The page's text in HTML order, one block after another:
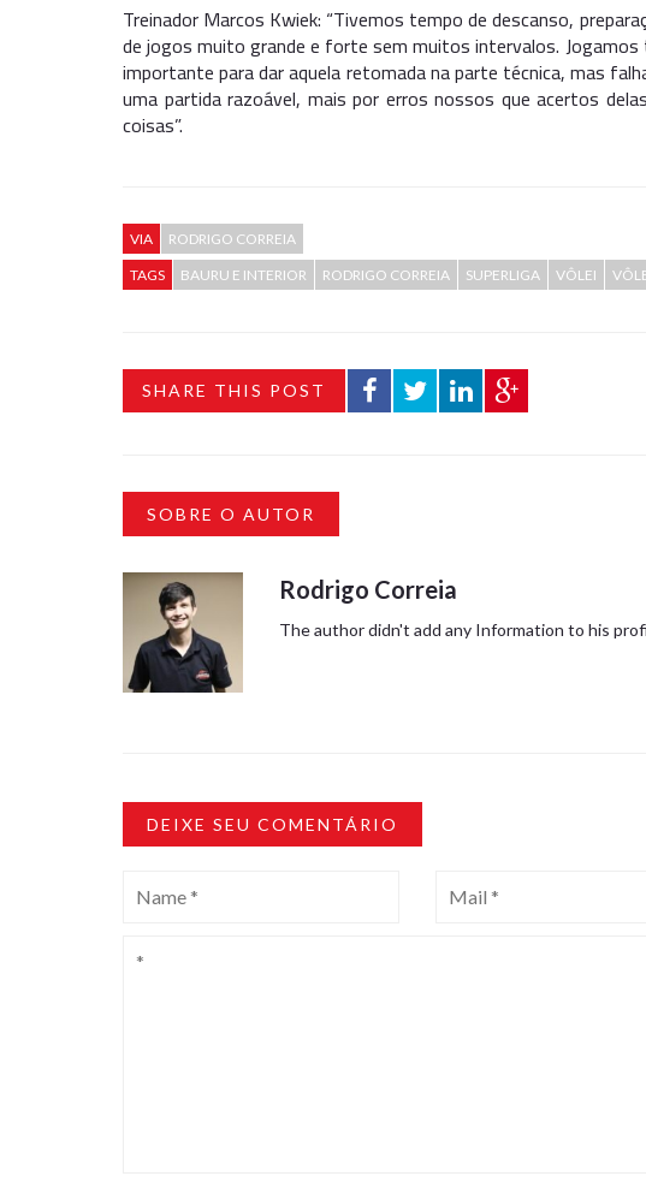
Treinador Marcos Kwiek: “Tivemos tempo de descanso,
de jogos muito grande e forte sem muitos intervalos.
importante para dar aquela retomada na parte técnica, mas
uma partida razoável, mais por erros nossos que acertos
coisas”.
VIA
RODRIGO CORREIA
TAGS
BAURU E INTERIOR RODRIGO CORREIA SUPERLIGA VÔLEI
SHARE THIS POST
SOBRE O AUTOR
Rodrigo Correia
The author didn't add any Information to his
DEIXE SEU COMENTÁRIO